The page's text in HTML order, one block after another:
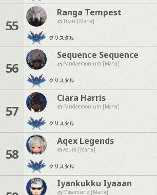
55
Ranga Tempest
Titan [Mana]
クリスタル
56
Sequence Sequence
Pandaemonium [Mana]
クリスタル
57
Ciara Harris
Pandaemonium [Mana]
クリスタル
58
Aqex Legends
Asura [Mana]
クリスタル
Iyankukku Iyaaan
Masamune [Mana]